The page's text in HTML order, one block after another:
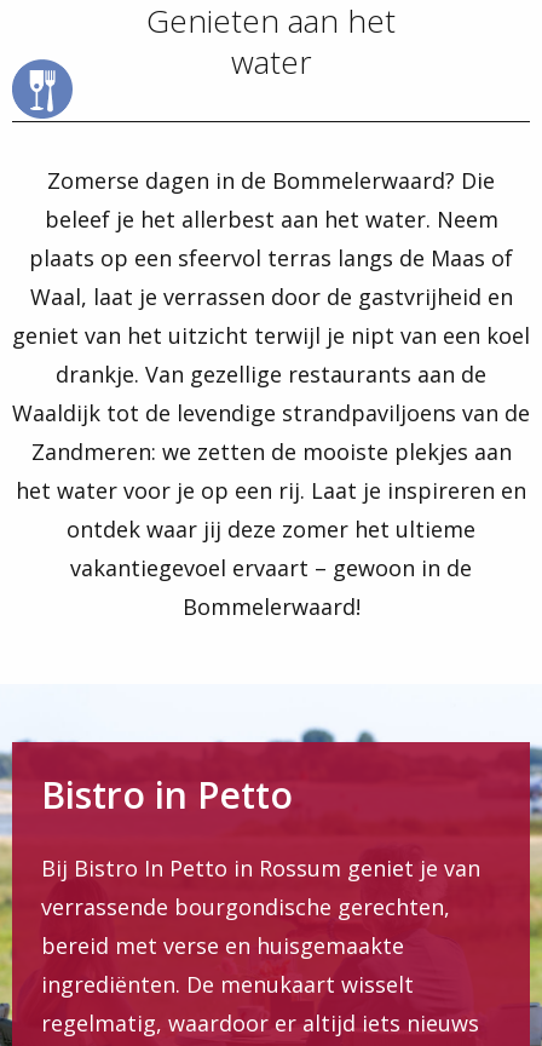
Genieten aan het
water
Zomerse dagen in de Bommelerwaard? Die
beleef je het allerbest aan het water. Neem
plaats op een sfeervol terras langs de Maas of
Waal, laat je verrassen door de gastvrijheid en
geniet van het uitzicht terwijl je nipt van een koel
drankje. Van gezellige restaurants aan de
Waaldijk tot de levendige strandpaviljoens van de
Zandmeren: we zetten de mooiste plekjes aan
het water voor je op een rij. Laat je inspireren en
ontdek waar jij deze zomer het ultieme
vakantiegevoel ervaart – gewoon in de
Bommelerwaard!
Bistro in Petto
Bij Bistro In Petto in Rossum geniet je van
verrassende bourgondische gerechten,
bereid met verse en huisgemaakte
ingrediënten. De menukaart wisselt
regelmatig, waardoor er altijd iets nieuws